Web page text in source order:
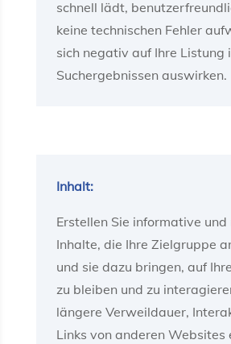
schnell lädt,
keine technischen Fehler
sich negativ auf Ihre Listung
Suchergebnissen auswirken.
Inhalt:
Erstellen Sie informative und
Inhalte, die Ihre Zielgruppe
und sie dazu bringen, auf
zu bleiben und zu
längere Verweildauer,
Links von anderen Websites